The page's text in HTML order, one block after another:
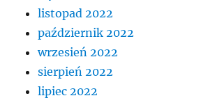
listopad 2022
październik 2022
wrzesień 2022
sierpień 2022
lipiec 2022